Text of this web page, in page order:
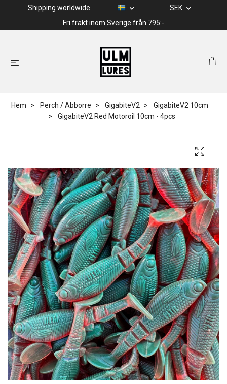
Shipping worldwide
SEK
Fri frakt inom Sverige från 795:-
Hem Perch / Abborre GigabiteV2
GigabiteV2 10cm
GigabiteV2 Red Motoroil 10cm - 4pcs